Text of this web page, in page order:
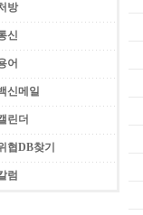
방
신
어
신메일
린더
협DB찾기
럼